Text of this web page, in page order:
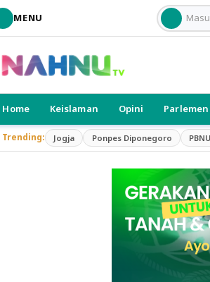
MENU
Home Keislaman Opini Parlemen
Trending: Jogja Ponpes Diponegoro PBNU